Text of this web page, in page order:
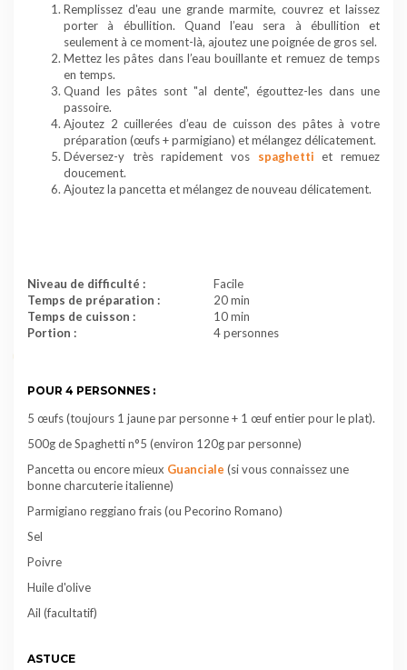
Remplissez d'eau une grande marmite, couvrez et laissez
porter à ébullition. Quand l’eau sera à ébullition et
seulement à ce moment-là, ajoutez une poignée de gros sel.
Mettez lespâtes dans l’eau bouillante et remuez de temps
en temps.
Quand les pâtes sont "al dente", égouttez-les dans une
passoire.
Ajoutez 2 cuillerées d’eau de cuisson des pâtesà votre
préparation (œufs + parmigiano) et mélangez délicatement.
Déversez-y très rapidement vos spaghetti et remuez
doucement.
Ajoutez la pancetta et mélangez de nouveau délicatement.
Niveau de difficulté :
Facile
Temps de préparation :
20 min
Temps de cuisson :
10 min
Portion :
4 personnes
POUR 4 PERSONNES :
5 œufs (toujours 1 jaune par personne + 1 œuf entier pour le plat).
500g deSpaghettin°5 (environ 120g par personne)
Pancetta ou encore mieux Guanciale (si vous connaissez une
bonne charcuterie italienne)
Parmigiano reggiano frais (ou Pecorino Romano)
Sel
Poivre
Huile d'olive
Ail (facultatif)
ASTUCE